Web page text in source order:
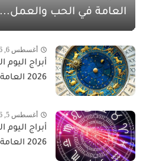
العامة في الحب والعمل...
أغسطس 6, 2026
2026 العامة في الحب والعمل...
أغسطس 5, 2026
2026 العامة في الحب والعمل...